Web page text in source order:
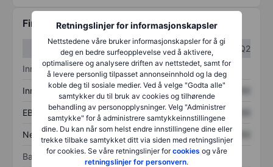
Retningslinjer for informasjonskapsler
Nettstedene våre bruker informasjonskapsler for å gi
deg en bedre surfeopplevelse ved å aktivere,
optimalisere og analysere driften av nettstedet, samt for
å levere personlig tilpasset annonseinnhold og la deg
koble deg til sosiale medier. Ved å velge "Godta alle"
samtykker du til bruk av cookies og tilhørende
behandling av personopplysninger. Velg "Administrer
samtykke" for å administrere samtykkeinnstillingene
dine. Du kan når som helst endre innstillingene dine eller
trekke tilbake samtykket ditt via siden med retningslinjer
for cookies. Se våre retningslinjer forcookies og våre
retningslinjer for personvern.
Finansiell informasjon
Q1
Q2
Inntektsoversikt
Inntekter XXXXXXX XXXXXXX
EBITDA XXXXXXX XXXXXXX
Nettoinntekt XXXXXXX XXXXXXX
Balanse